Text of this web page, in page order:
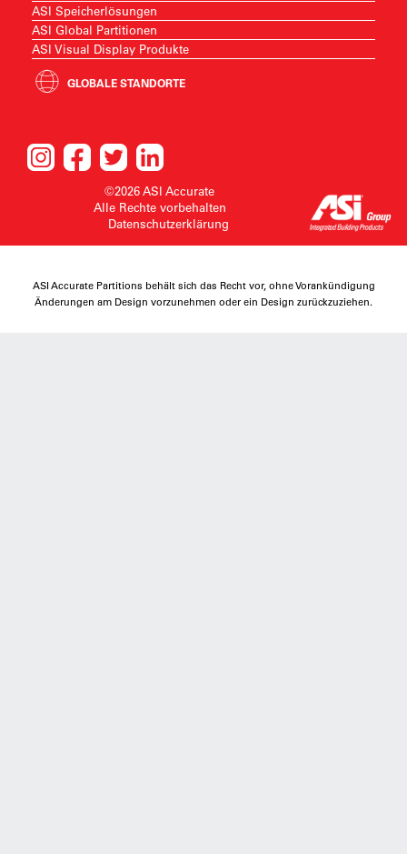
ASI Speicherlösungen
ASI Global Partitionen
ASI Visual Display Produkte
GLOBALE STANDORTE
©2026 ASI Accurate
Alle Rechte vorbehalten
Datenschutzerklärung
ASI Accurate Partitions behält sich das Recht vor, ohne Vorankündigung
Änderungen am Design vorzunehmen oder ein Design zurückzuziehen.